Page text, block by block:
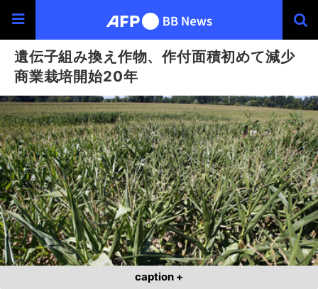
遺伝子組み換え作物、作付面積初めて減少
商業栽培開始20年
caption +